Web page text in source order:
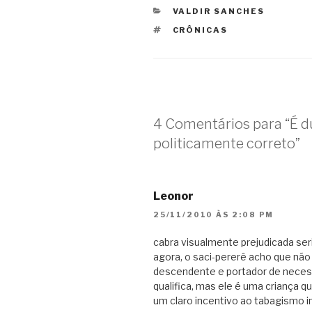
CATEGORIAS
VALDIR SANCHES
TAGS
CRÔNICAS
4 Comentários para “É
politicamente correto”
Leonor
25/11/2010 ÀS 2:08 PM
cabra visualmente prejudicada
agora, o saci-pererê acho que
descendente e portador de
qualifica, mas ele é uma criança
um claro incentivo ao tabagismo